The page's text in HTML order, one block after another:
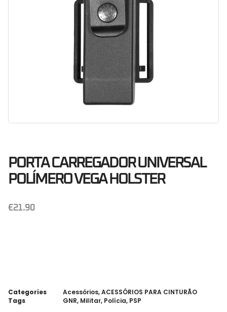
PORTA CARREGADOR UNIVERSAL
POLÍMERO VEGA HOLSTER
€21.90
Categories Acessórios,ACESSÓRIOS PARA CINTURÃO
Tags
GNR, Militar, Polícia, PSP